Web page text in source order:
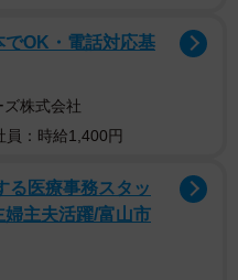
OK・電話対応基
株式会社
員：時給1,400円
る医療事務スタッ
主夫活躍/富山市